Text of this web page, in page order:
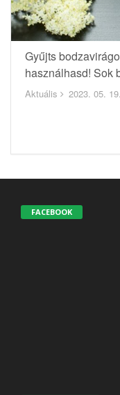
Gyűjts
használhasd! Sok
Aktuális 2023. 05. 19.
FACEBOOK